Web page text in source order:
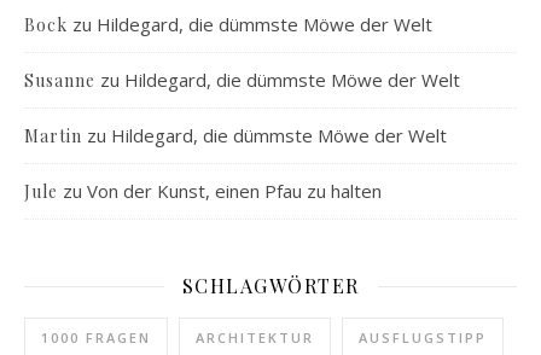
Bock zu Hildegard, die dümmste Möwe der Welt
Susanne zu Hildegard, die dümmste Möwe der Welt
Martin zu Hildegard, die dümmste Möwe der Welt
Jule zu Von der Kunst, einen Pfau zu halten
SCHLAGWÖRTER
1000 FRAGEN ARCHITEKTUR AUSFLUGSTIPP